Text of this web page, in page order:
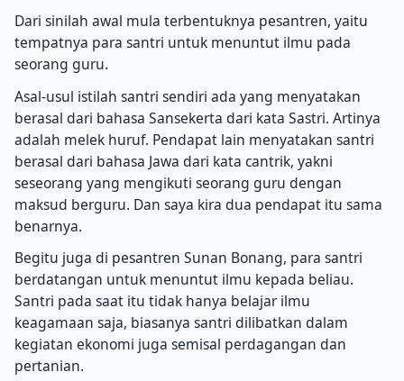
Dari sinilah awal mula terbentuknya pesantren, yaitu
tempatnya para santri untuk menuntut ilmu pada
seorang guru.
Asal-usul istilah santri sendiri ada yang menyatakan
berasal dari bahasa Sansekerta dari kata Sastri. Artinya
adalah melek huruf. Pendapat lain menyatakan santri
berasal dari bahasa Jawa dari kata cantrik, yakni
seseorang yang mengikuti seorang guru dengan
maksud berguru. Dan saya kira dua pendapat itu sama
benarnya.
Begitu juga di pesantren Sunan Bonang, para santri
berdatangan untuk menuntut ilmu kepada beliau.
Santri pada saat itu tidak hanya belajar ilmu
keagamaan saja, biasanya santri dilibatkan dalam
kegiatan ekonomi juga semisal perdagangan dan
pertanian.